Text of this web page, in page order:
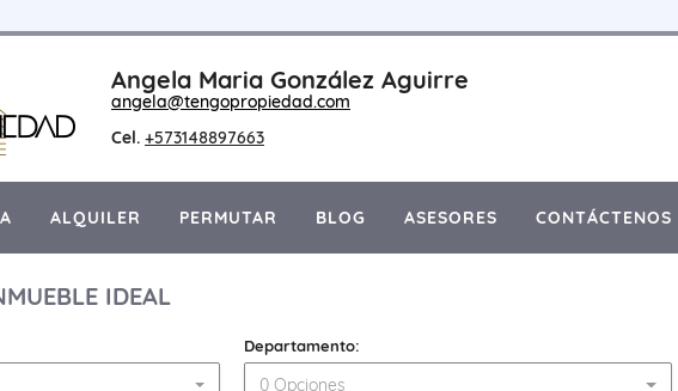
Angela Maria González Aguirre
angela@tengopropiedad.com
Cel. +573148897663
ALQUILER PERMUTAR BLOG ASESORES CONTÁCTENOS
IDEAL
Departamento:
0 Opciones